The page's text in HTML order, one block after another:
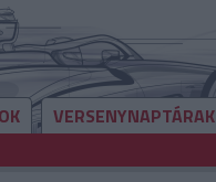
VERSENYNAPTÁRAK